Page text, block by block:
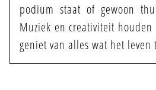
podium staat of gewoon
Muziek en creativiteit
geniet van alles wat het